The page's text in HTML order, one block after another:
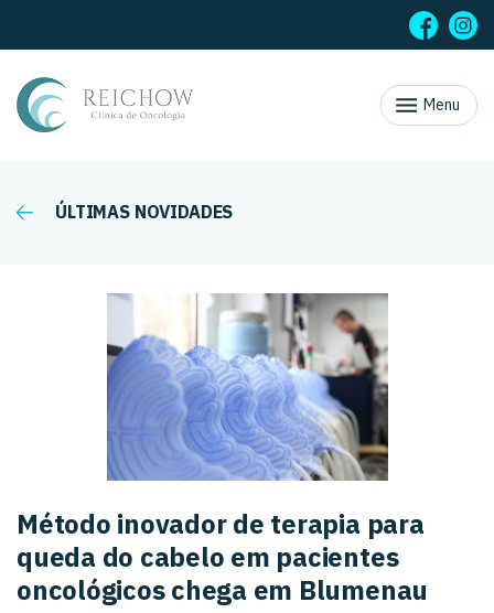
Menu
ÚLTIMAS NOVIDADES
Método inovador de terapia para
queda do cabelo em pacientes
oncológicos chega em Blumenau